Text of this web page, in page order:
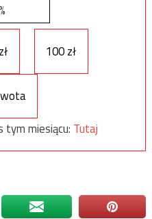
100 zł
tym miesiącu: Tutaj